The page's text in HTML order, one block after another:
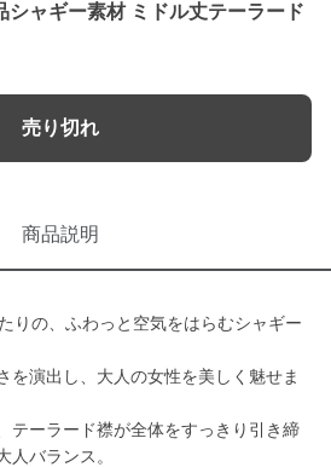
シャギー素材 ミドル丈テーラード
売り切れ
商品説明
りの、ふわっと空気をはらむシャギー
を演出し、大人の女性を美しく魅せま
テーラード襟が全体をすっきり引き締
人バランス。